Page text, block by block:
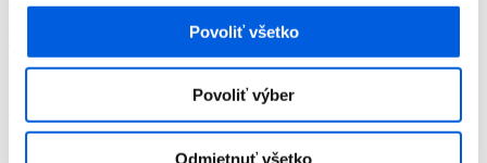
Povoliť všetko
Povoliť výber
Odmietnuť všetko
Tričko pánske kr.rukáv - Tom Tailor
Číslo výrobcu:1045627/20000
Farba:biela